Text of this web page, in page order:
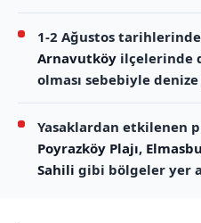
1-2 Ağustos
Arnavutköy ilçelerinde
olması sebebiyle
Yasaklardan etkilenen
Poyrazköy Plajı,
Sahili gibi bölgeler yer